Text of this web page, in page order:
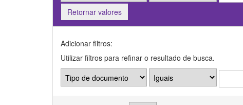
Retornar valores
Adicionar filtros:
Utilizar filtros para refinar o resultado de busca.